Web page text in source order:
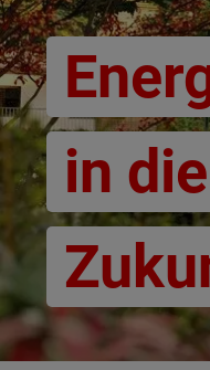
in die